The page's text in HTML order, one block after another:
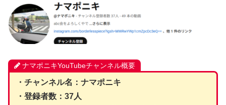
ナマポニキYouTubeチャンネル概要
・チャンネル名：ナマポニキ
・登録者数：37人